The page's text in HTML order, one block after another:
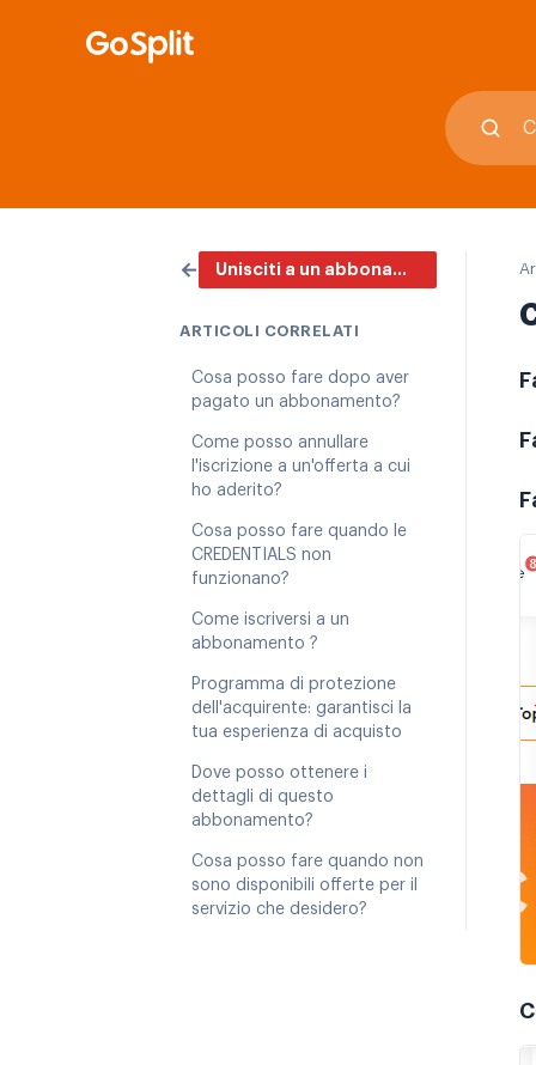
← Unisciti a un abbonamento
ARTICOLI CORRELATI
Cosa posso fare dopo aver
pagato un abbonamento?
Come posso annullare
l'iscrizione a un'offerta a cui
ho aderito?
Cosa posso fare quando le
CREDENTIALS non
funzionano?
Come iscriversi a un
abbonamento ?
Programma di protezione
dell'acquirente: garantisci la
tua esperienza di acquisto
Dove posso ottenere i
dettagli di questo
abbonamento?
Cosa posso fare quando non
sono disponibili offerte per il
servizio che desidero?